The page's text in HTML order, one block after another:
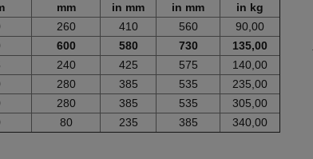
mm
in mm
in mm
in kg
260 410 560
90,00
600 580 730
135,00
240 425 575
140,00
280 385 535
235,00
280 385 535
305,00
80 235 385 340,00